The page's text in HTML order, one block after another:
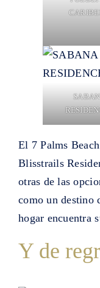
El 7 Palms
Blisstrails
otras de las
como un destino
hogar encuentra
Y de